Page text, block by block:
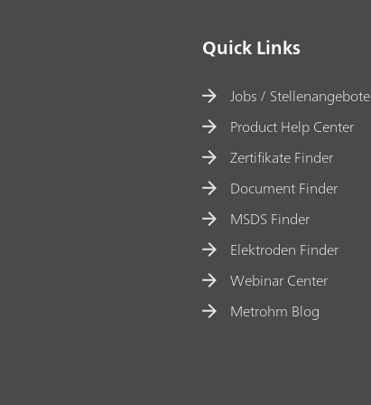
Quick Links
Jobs / Stellenangebote
Product Help Center
Zertifikate Finder
Document Finder
MSDS Finder
Elektroden Finder
Webinar Center
Metrohm Blog